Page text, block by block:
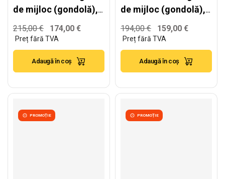
de mijloc (gondolă),
alb – H:1930mm x
L:1000mm x B:500mm
215,00€ 174,00 €
Adaugă în coș
de mijloc (gondolă),
alb – H:1930mm x
L:1000mm x B:500mm
+ 4x400mm
194,00€ 159,00 €
Adaugă în coș
PROMOȚIE PROMOȚIE